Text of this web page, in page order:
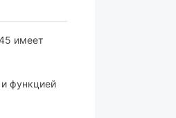
имеет
функцией